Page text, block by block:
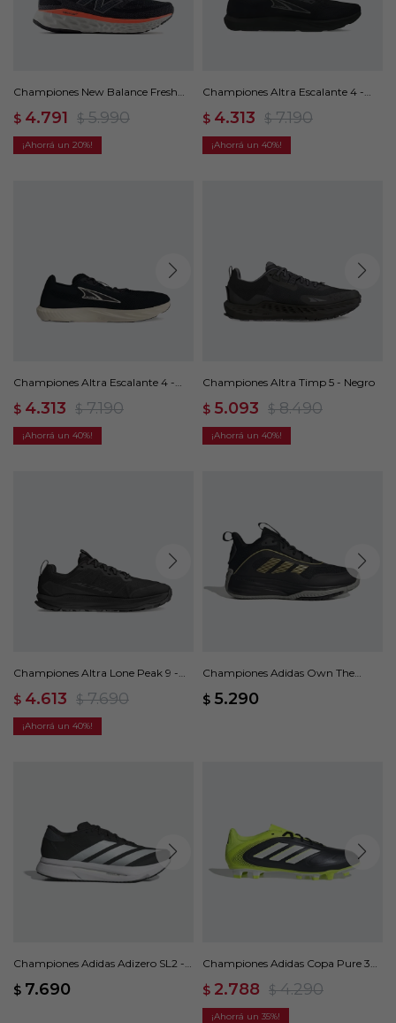
Championes New Balance Fresh
$ 4.791 $ 5.990
20
Championes Altra Escalante 4 -
$ 4.313 $ 7.190
40
Championes Altra Escalante 4 -
$ 4.313 $ 7.190
40
Championes Altra Timp 5 - Negro
$ 5.093 $ 8.490
40
Championes Altra Lone Peak 9 -
$ 4.613 $ 7.690
40
Championes Adidas Own The
$ 5.290
Championes Adidas Adizero SL2 -
$ 7.690
Championes Adidas Copa Pure 3
$ 2.788 $ 4.290
35